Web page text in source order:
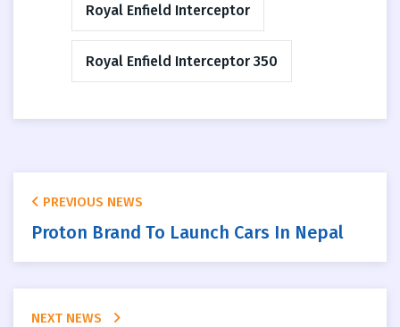
Royal Enfield Interceptor
Royal Enfield Interceptor 350
PREVIOUS NEWS
Proton Brand To Launch Cars In Nepal
NEXT NEWS